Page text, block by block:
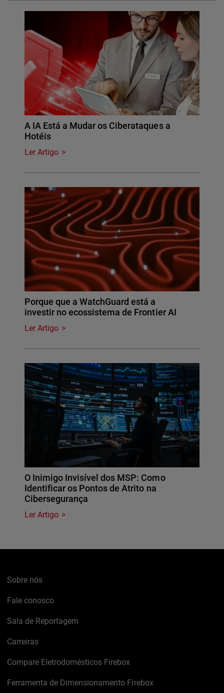
A IA Está a Mudar os Ciberataques a
Hotéis
Ler Artigo
Porque que a WatchGuard está a
investir no ecossistema de Frontier AI
Ler Artigo
O Inimigo Invisível dos MSP: Como
Identificar os Pontos de Atrito na
Cibersegurança
Ler Artigo
Sobre nós
Fale conosco
Sala de Reportagem
Carreiras
Compare Eletrodomésticos Firebox
Ferramenta de Dimensionamento Firebox